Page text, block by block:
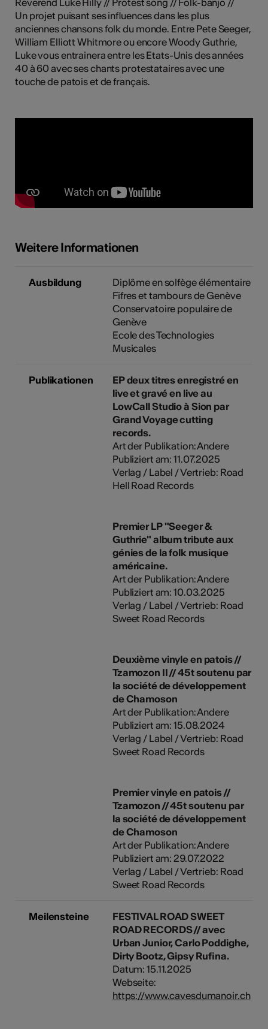
Un projet puisant ses influences dans les plus
anciennes chansons folk du monde. Entre Pete Seeger,
William Elliott Whitmore ou encore Woody Guthrie,
Luke vous entrainera entre les Etats-Unis des années
40 à 60 avec ses chants protestataires avec une
touche de patois et de français.
Weitere Informationen
Ausbildung
Diplôme en solfège élémentaire
Fifres et tambours de Genève
Conservatoire populaire de
Genève
Ecole des Technologies
Musicales
Publikationen
EP deux titres enregistré en
live et gravé en live au
LowCall Studio à Sion par
Grand Voyage cutting
records.
Art der Publikation: Andere
Publiziert am: 11.07.2025
Verlag / Label / Vertrieb: Road
Hell Road Records
Premier LP "Seeger &
Guthrie" album tribute aux
génies de la folk musique
américaine.
Art der Publikation: Andere
Publiziert am: 10.03.2025
Verlag / Label / Vertrieb: Road
Sweet Road Records
Deuxième vinyle en patois //
Tzamozon II // 45t soutenu par
la société de développement
de Chamoson
Art der Publikation: Andere
Publiziert am: 15.08.2024
Verlag / Label / Vertrieb: Road
Sweet Road Records
Premier vinyle en patois //
Tzamozon // 45t soutenu par
la société de développement
de Chamoson
Art der Publikation: Andere
Publiziert am: 29.07.2022
Verlag / Label / Vertrieb: Road
Sweet Road Records
Meilensteine
FESTIVAL ROAD SWEET
ROAD RECORDS // avec
Urban Junior, Carlo Poddighe,
Dirty Bootz, Gipsy Rufina.
Datum: 15.11.2025
Webseite:
https://www.cavesdumanoir.ch